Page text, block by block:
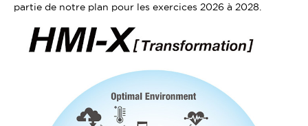
partie de notre plan pour les exercices 2026 à 2028.